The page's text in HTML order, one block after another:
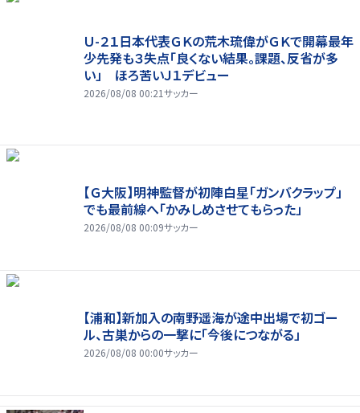
Ｕ-２１日本代表ＧＫの荒木琉偉がＧＫで開幕最年
少先発も３失点「良くない結果。課題、反省が多
い」 ほろ苦いＪ１デビュー
2026/08/08 00:21サッカー
【Ｇ大阪】明神監督が初陣白星「ガンバクラップ」
でも最前線へ「かみしめさせてもらった」
2026/08/08 00:09サッカー
【浦和】新加入の南野遥海が途中出場で初ゴー
ル、古巣からの一撃に「今後につながる」
2026/08/08 00:00サッカー